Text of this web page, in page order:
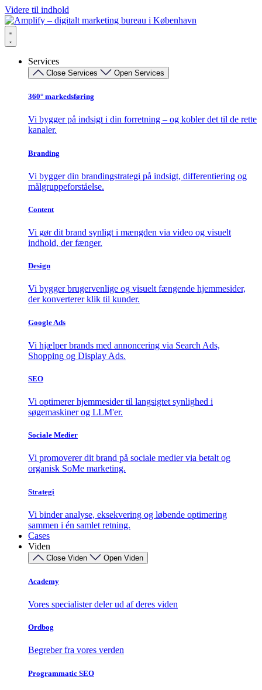
Videre til indhold
Services
Close Services Open Services
360° markedsføring​
Vi bygger på indsigt i din forretning – og kobler det til de rette
kanaler.
Branding
Vi bygger din brandingstrategi på indsigt, differentiering og
målgruppeforståelse.
Content
Vi gør dit brand synligt i mængden via video og visuelt
indhold, der fænger.
Design
Vi bygger brugervenlige og visuelt fængende hjemmesider,
der konverterer klik til kunder.
Google Ads
Vi hjælper brands med annoncering via Search Ads,
Shopping og Display Ads.
SEO
Vi optimerer hjemmesider til langsigtet synlighed i
søgemaskiner og LLM'er.
Sociale Medier
Vi promoverer dit brand på sociale medier via betalt og
organisk SoMe marketing.
Strategi
Vi binder analyse, eksekvering og løbende optimering
sammen i én samlet retning.
Cases
Viden
Close Viden Open Viden
Academy
Vores specialister deler ud af deres viden
Ordbog
Begreber fra vores verden
Programmatic SEO